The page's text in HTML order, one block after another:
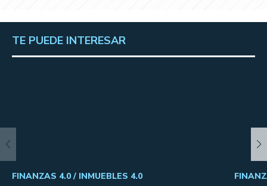
TE PUEDE INTERESAR
FINANZAS 4.0 / INMUEBLES 4.0